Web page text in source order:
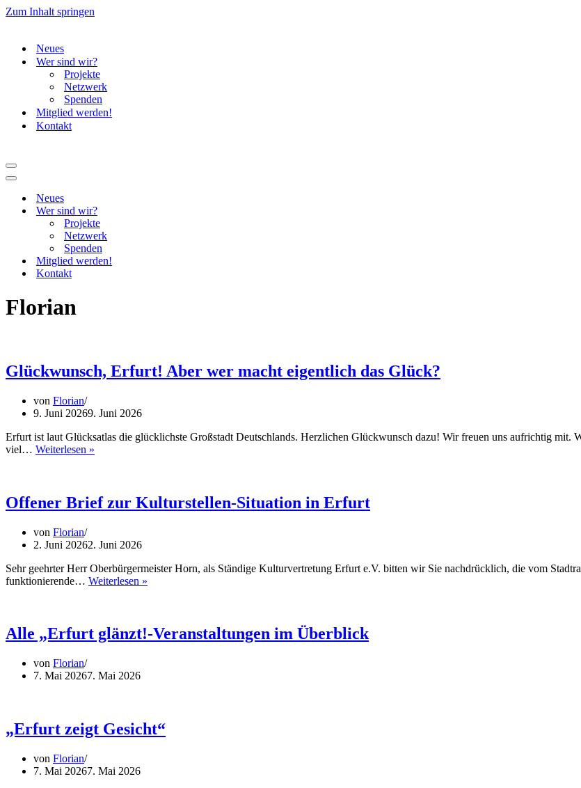
Zum Inhalt springen
Neues
Wer sind wir?
Projekte
Netzwerk
Spenden
Mitglied werden!
Kontakt
Navigationsmenü
Navigationsmenü
Neues
Wer sind wir?
Projekte
Netzwerk
Spenden
Mitglied werden!
Kontakt
Florian
Glückwunsch, Erfurt! Aber wer macht eigentlich das Glück?
von Florian
9. Juni 20269. Juni 2026
Erfurt ist laut Glücksatlas die glücklichste Großstadt Deutschlands. Herzlichen Glückwunsch dazu! Wir freuen uns aufrichtig mit.
viel… Weiterlesen »
macht
eigentlich
Offener Brief zur Kulturstellen-Situation in Erfurt
von Florian
2. Juni 20262. Juni 2026
Sehr geehrter Herr Oberbürgermeister Horn, als Ständige Kulturvertretung Erfurt e.V. bitten wir Sie nachdrücklich, die vom
funktionierende… Weiterlesen »
Situation
in
Alle „Erfurt glänzt!-Veranstaltungen im Überblick
von Florian
7. Mai 20267. Mai 2026
„Erfurt zeigt Gesicht“
von Florian
7. Mai 20267. Mai 2026